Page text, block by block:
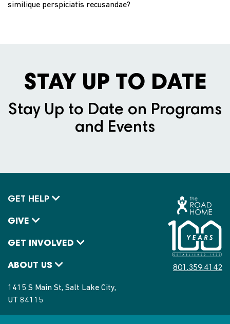
similique perspiciatis recusandae?
STAY UP TO DATE
Stay Up to Date on Programs
and Events
GET HELP
GIVE
GET INVOLVED
ABOUT US
1415 S Main St, Salt Lake City,
UT 84115
801.359.4142